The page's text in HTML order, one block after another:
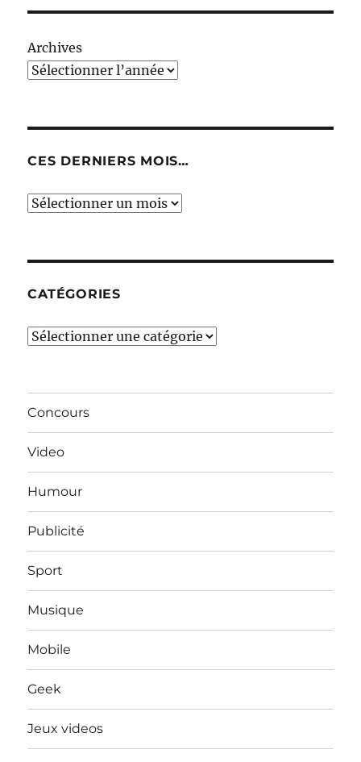
Archives
CES DERNIERS MOIS…
Ces
CATÉGORIES
Catégories
Concours
Video
Humour
Publicité
Sport
Musique
Mobile
Geek
Jeux videos